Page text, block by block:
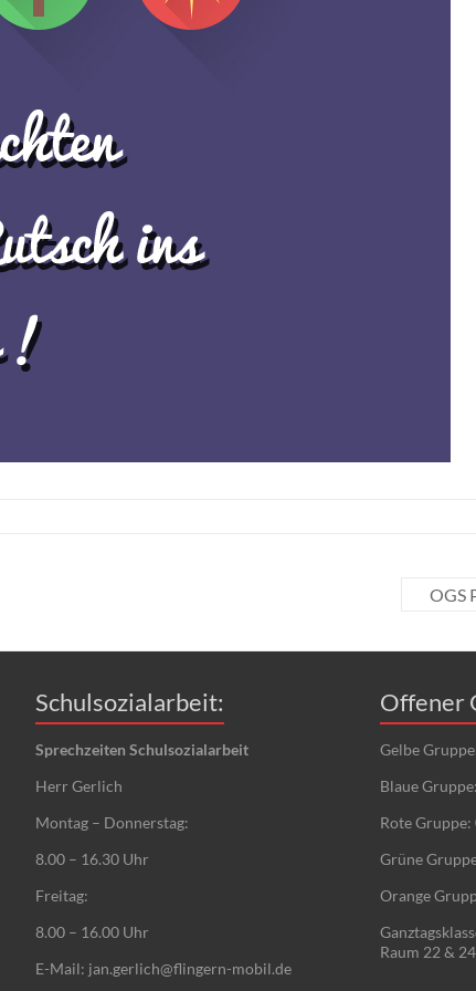
OGS
Schulsozialarbeit:
Sprechzeiten Schulsozialarbeit
Herr Gerlich
Montag – Donnerstag:
8.00 – 16.30 Uhr
Freitag:
8.00 – 16.00 Uhr
E-Mail: jan.gerlich@flingern-mobil.de
Offener
Gelbe
Blaue
Rote
Grüne
Orange
Raum 22 &